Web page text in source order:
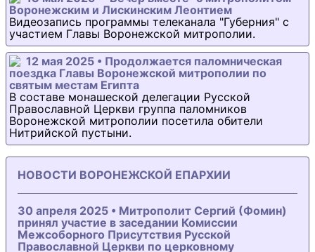
Воронежским и Лискинским Леонтием
Видеозапись программы телеканала "Губерния" с
участием Главы Воронежской митрополии.
12 мая 2025 • Продолжается паломническая
поездка Главы Воронежской митрополии по
святым местам Египта
В составе монашеской делегации Русской
Православной Церкви группа паломников
Воронежской митрополии посетила обители
Нитрийской пустыни.
НОВОСТИ ВОРОНЕЖСКОЙ ЕПАРХИИ
30 апреля 2025 • Митрополит Сергий (Фомин)
принял участие в заседании Комиссии
Межсоборного Присутствия Русской
Православной Церкви по церковному